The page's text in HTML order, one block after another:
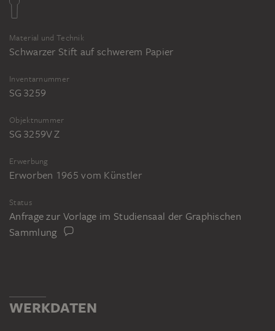
Material und Technik
Schwarzer Stift auf schwerem Papier
Inventarnummer
SG 3259
Objektnummer
SG 3259V Z
Erwerbung
Erworben 1965 vom Künstler
Status
Anfrage zur Vorlage im Studiensaal der Graphischen
Sammlung
WERKDATEN